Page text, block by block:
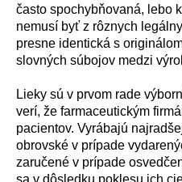
často spochybňovaná, lebo k
nemusí byť z rôznych legá
presne identická s originá
slovných súbojov medzi vý
Lieky sú v prvom rade výborn
verí, že farmaceutickým firmá
pacientov. Vyrábajú
obrovské v prípade vydarený
zaručené v prípade
sa v dôsledku poklesu ich